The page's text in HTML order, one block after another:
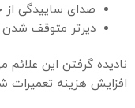
صدای ساییدگی از
دیرتر متوقف شدن
نادیده گرفتن این
افزایش هزینه تعمیرات